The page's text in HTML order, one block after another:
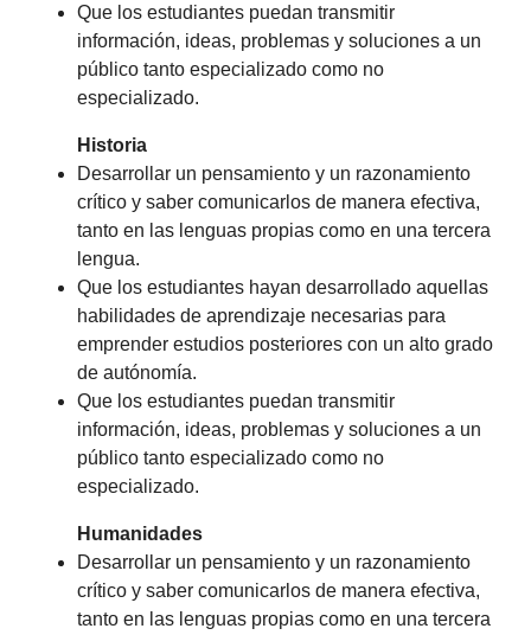
Que los estudiantes puedan transmitir
información, ideas, problemas y soluciones a un
público tanto especializado como no
especializado.
Historia
Desarrollar un pensamiento y un razonamiento
crítico y saber comunicarlos de manera efectiva,
tanto en las lenguas propias como en una tercera
lengua.
Que los estudiantes hayan desarrollado aquellas
habilidades de aprendizaje necesarias para
emprender estudios posteriores con un alto grado
de autónomía.
Que los estudiantes puedan transmitir
información, ideas, problemas y soluciones a un
público tanto especializado como no
especializado.
Humanidades
Desarrollar un pensamiento y un razonamiento
crítico y saber comunicarlos de manera efectiva,
tanto en las lenguas propias como en una tercera